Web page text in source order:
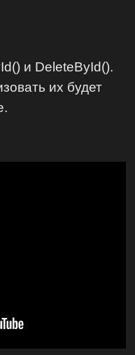
и DeleteById().
их будет